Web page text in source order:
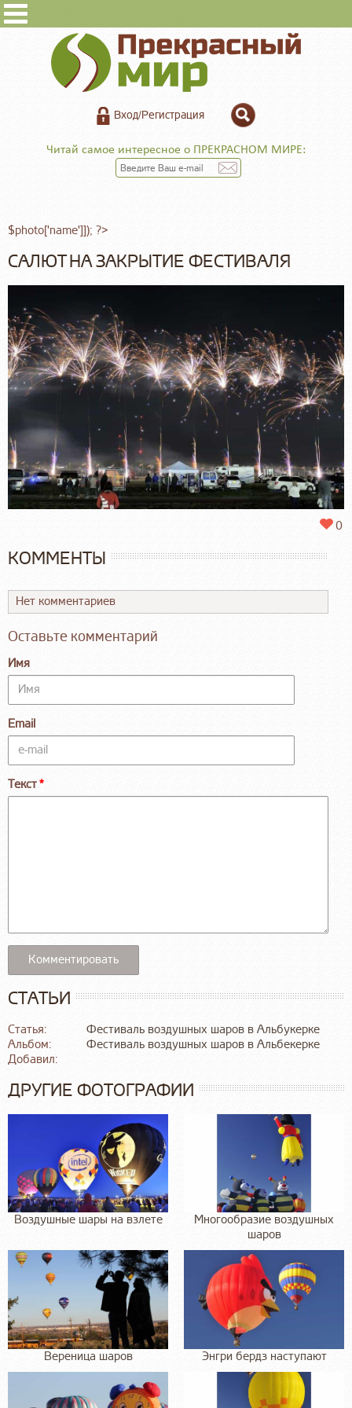
Вход/Регистрация
Читай самое интересное о ПРЕКРАСНОМ МИРЕ:
$photo['name']]); ?>
САЛЮТ НА ЗАКРЫТИЕ ФЕСТИВАЛЯ
0
КОММЕНТЫ
Нет комментариев
Оставьте комментарий
Имя
Email
Текст
СТАТЬИ
Статья:
Фестиваль воздушных шаров в Альбукерке
Альбом:
Фестиваль воздушных шаров в Альбекерке
Добавил:
ДРУГИЕ ФОТОГРАФИИ
Воздушные шары на взлете
Многообразие воздушных
шаров
Вереница шаров Энгри бердз наступают